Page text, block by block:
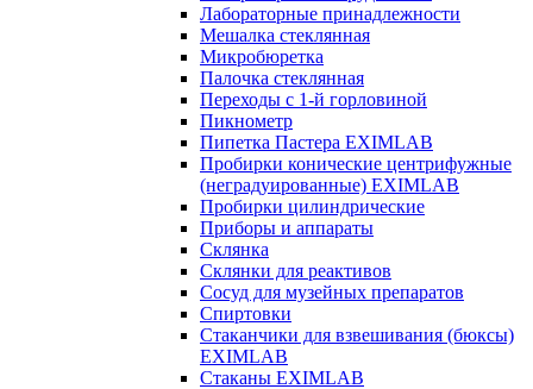
Лабораторные принадлежности
Мешалка стеклянная
Микробюретка
Палочка стеклянная
Переходы с 1-й горловиной
Пикнометр
Пипетка Пастера EXIMLAB
Пробирки конические центрифужные
(неградуированные) EXIMLAB
Пробирки цилиндрические
Приборы и аппараты
Склянка
Склянки для реактивов
Сосуд для музейных препаратов
Спиртовки
Стаканчики для взвешивания (бюксы)
EXIMLAB
Стаканы EXIMLAB